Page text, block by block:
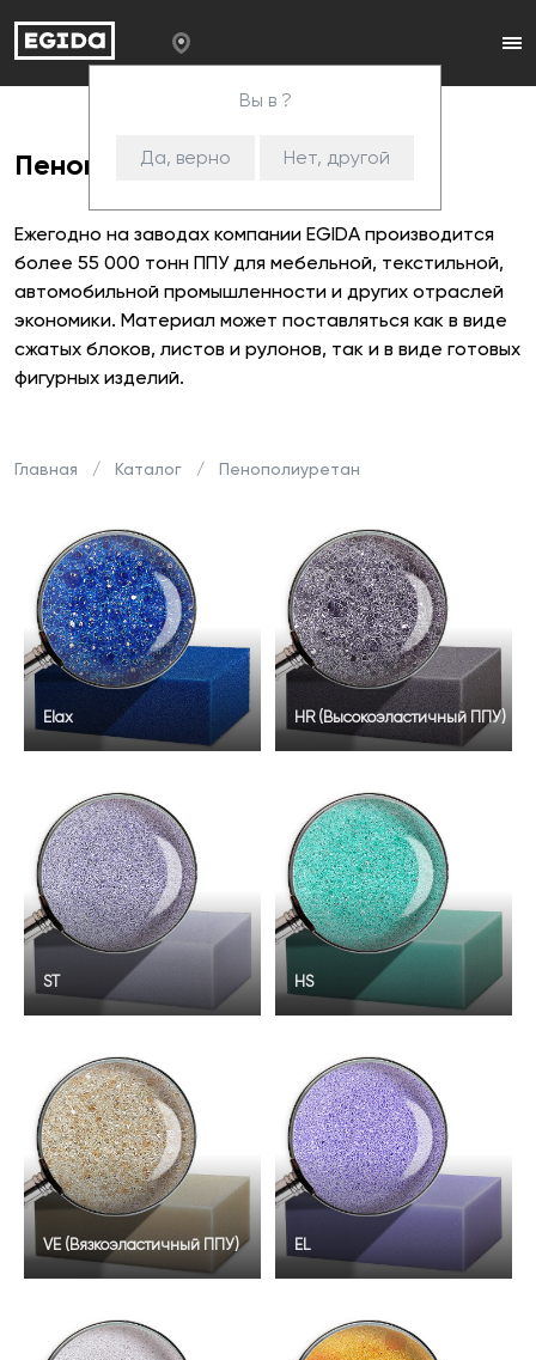
Вы в ?
Да, верно Нет, другой
Пенополиуретан
Ежегодно на заводах компании EGIDA производится
более 55 000 тонн ППУ для мебельной, текстильной,
автомобильной промышленности и других отраслей
экономики. Материал может поставляться как в виде
сжатых блоков, листов и рулонов, так и в виде готовых
фигурных изделий.
Главная Каталог Пенополиуретан
Elax HR (Высокоэластичный ППУ)
ST HS
VE (Вязкоэластичный ППУ) EL